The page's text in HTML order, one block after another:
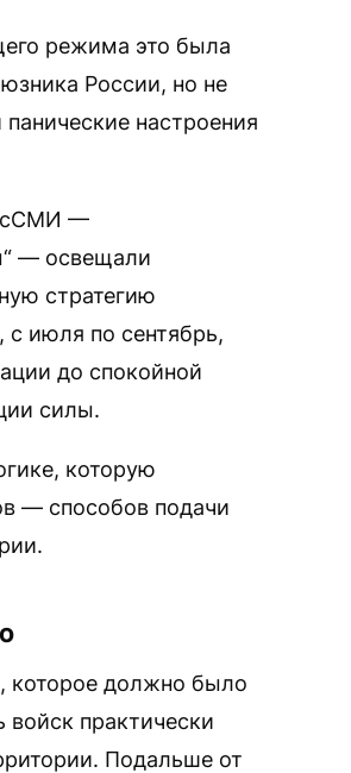
режима это была
России, но не
настроения
—
— освещали
стратегию
июля по сентябрь,
до спокойной
силы.
которую
— способов подачи
которое должно было
войск практически
Подальше от